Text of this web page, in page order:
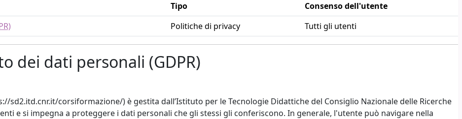
Tipo
Consenso dell'utente
Politiche di privacy Tutti gli utenti
dei dati personali (GDPR)
sd2.itd.cnr.it/corsiformazione/) è gestita dall’Istituto per le Tecnologie Didattiche del Consiglio Nazionale delle Ricerche
e si impegna a proteggere i dati personali che gli stessi gli conferiscono. In generale, l'utente può navigare nella